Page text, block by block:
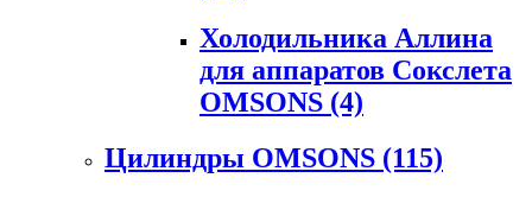
Холодильника Аллина
для аппаратов Сокслета
OMSONS (4)
Цилиндры OMSONS (115)